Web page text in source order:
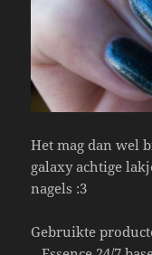
Het mag dan wel
galaxy achtige
nagels :3
Gebruikte